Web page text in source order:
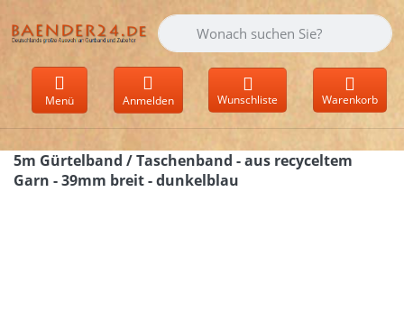
Geben Sie einen Suchbegriff ein.
Menü Anmelden Wunschliste Warenkorb
5m Gürtelband / Taschenband - aus recyceltem
Garn - 39mm breit - dunkelblau